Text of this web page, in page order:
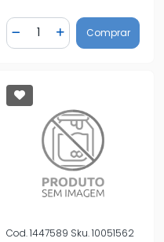
Diminuir Quantidade
Quantidade
AdicionarComprar
Cod.1447589 Sku.10051562